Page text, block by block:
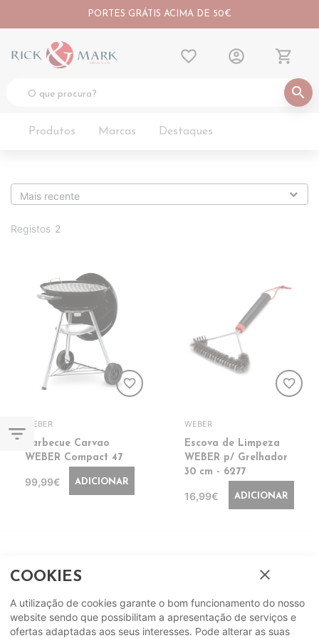
PORTES GRÁTIS ACIMA DE 50€
search
favorite_border account_circle shopping_cart
Produtos Marcas Destaques
filter_list
Registos 2
favorite_border
WEBER
Barbecue Carvao
WEBER Compact 47
99,99€ ADICIONAR
favorite_border
WEBER
Escova de Limpeza
WEBER p/ Grelhador
30 cm - 6277
16,99€ ADICIONAR
COOKIES close
A utilização de cookies garante o bom funcionamento do nosso
website sendo que possibilitam a apresentação de serviços e
ofertas adaptadas aos seus interesses. Pode alterar as suas